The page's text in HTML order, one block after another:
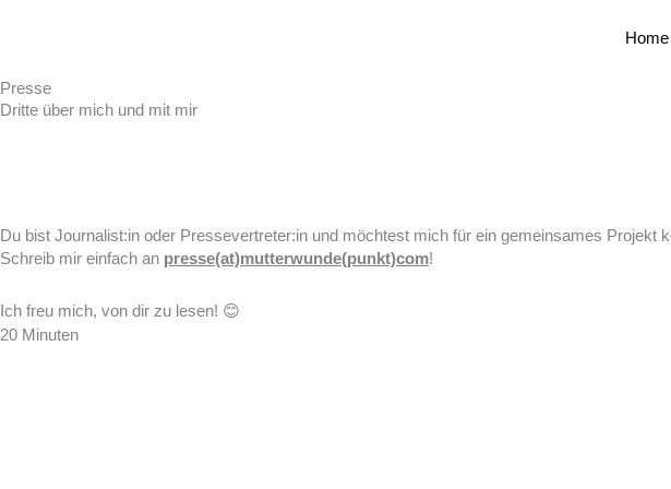
Home
Presse
Dritte über mich und mit mir
Du bist Journalist:in oder Pressevertreter:in und möchtest mich für ein gemeinsames Projekt
Schreib mir einfach an presse(at)mutterwunde(punkt)com!
Ich freu mich, von dir zu lesen! 😊
20 Minuten